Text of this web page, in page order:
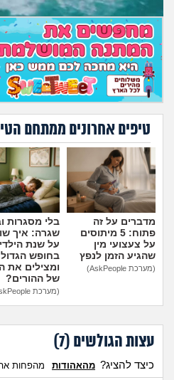
טיפים אחרונים ממתחם
מדברים על זה
פתוח: 5 מיתוסים
על צעצועי מין
שהגיע הזמן לנפץ
(מערכת AskPeople)
בלי מסגרות
שגרה: איך
על שנת
בחופש
ומצילים את
של ההורים?
(מערכת AskPeople)
עצות הגולשים (7
)
כיצד להציג? מהאהודות מהפחות